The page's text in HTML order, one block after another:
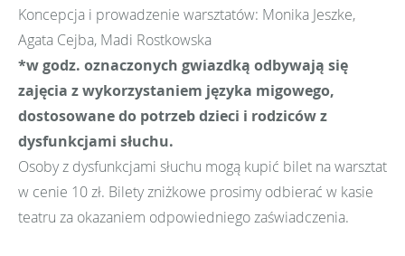
Koncepcja i prowadzenie warsztatów: Monika Jeszke,
Agata Cejba, Madi Rostkowska
*w godz. oznaczonych gwiazdką odbywają się
zajęcia z wykorzystaniem języka migowego,
dostosowane do potrzeb dzieci i rodziców z
dysfunkcjami słuchu.
Osoby z dysfunkcjami słuchu mogą kupić bilet na warsztat
w cenie 10 zł. Bilety zniżkowe prosimy odbierać w kasie
teatru za okazaniem odpowiedniego zaświadczenia.